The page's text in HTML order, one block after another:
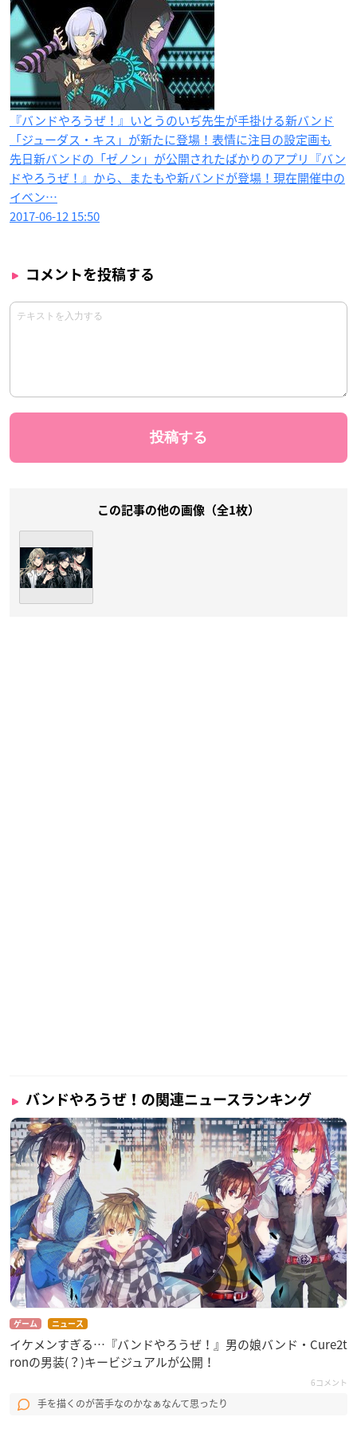
『バンドやろうぜ！』いとうのいぢ先生が手掛ける新バンド
「ジューダス・キス」が新たに登場！表情に注目の設定画も
先日新バンドの「ゼノン」が公開されたばかりのアプリ『バン
ドやろうぜ！』から、またもや新バンドが登場！現在開催中の
イベン…
2017-06-12 15:50
コメントを投稿する
この記事の他の画像（全1枚）
バンドやろうぜ！の関連ニュースランキング
ゲーム ニュース
イケメンすぎる…『バンドやろうぜ！』男の娘バンド・Cure2t
ronの男装(？)キービジュアルが公開！
6コメント
手を描くのが苦手なのかなぁなんて思ったり